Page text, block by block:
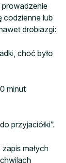
codzienne lub
drobiazgi:
choć było
minut
przyjaciółki”.
małych